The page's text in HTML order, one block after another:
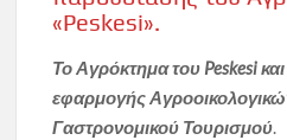
«Peskesi».
Το Αγρόκτημα του Peskesi
εφαρμογής
Γαστρονομικού Τουρισμού.